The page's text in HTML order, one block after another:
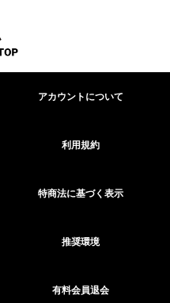
アカウントについて
利用規約
特商法に基づく表示
推奨環境
有料会員退会